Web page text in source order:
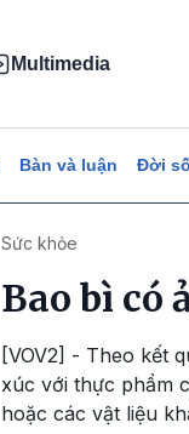
Multimedia
Bàn và luận Đời
Sức khỏe
Bao bì có
[VOV2] - Theo kết
xúc với thực phẩm
hoặc các vật liệu